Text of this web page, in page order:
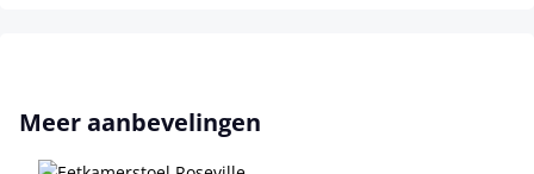
Productgalerij overslaan
Meer aanbevelingen